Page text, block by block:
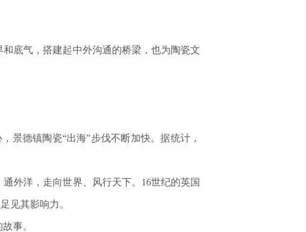
底气，搭建起中外沟通的桥梁，也为陶瓷文
德镇陶瓷“出海”步伐不断加快。据统计，
外洋，走向世界、风行天下。16世纪的英国
见其影响力。
事。